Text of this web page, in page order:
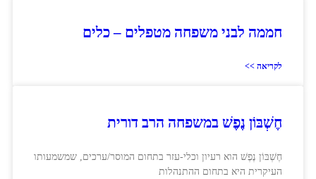
חממה לבני משפחה מטפלים – כלים
לקריאה >>
חֶשְׁבּוֹן נֶפֶשׁ במשפחה הרב דורית
חֶשְׁבּוֹן נֶפֶשׁ הוא רעיון וכלי-עזר בתחום המוסר/ערכים, שמשמעותו
העיקרית היא בתחום ההתנהלות